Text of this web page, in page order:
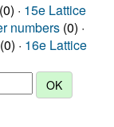
· 15e Lattice
numbers (0) ·
(0) · 16e Lattice